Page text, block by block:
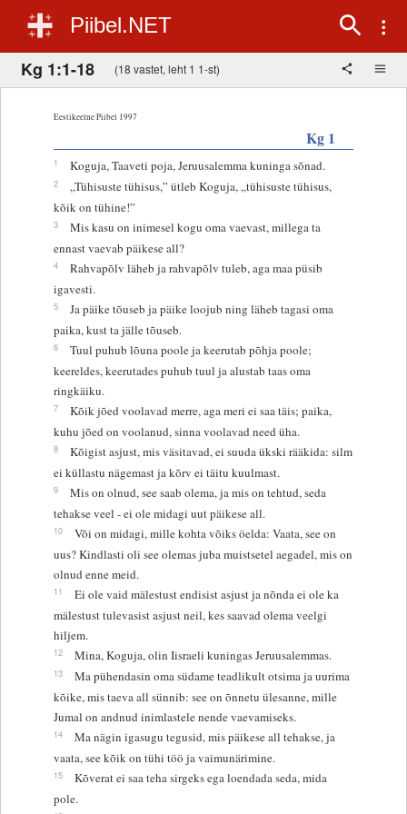
Piibel.NET
Kg 1:1-18 (18 vastet, leht 1 1-st)
Eestikeelne Piibel 1997
Kg 1
1 Koguja, Taaveti poja, Jeruusalemma kuninga sõnad.
2
„Tühisuste tühisus,” ütleb Koguja, „tühisuste tühisus,
kõik on tühine!”
3
Mis kasu on inimesel kogu oma vaevast, millega ta
ennast vaevab päikese all?
4
Rahvapõlv läheb ja rahvapõlv tuleb, aga maa püsib
igavesti.
5
Ja päike tõuseb ja päike loojub ning läheb tagasi oma
paika, kust ta jälle tõuseb.
6
Tuul puhub lõuna poole ja keerutab põhja poole;
keereldes, keerutades puhub tuul ja alustab taas oma
ringkäiku.
7
Kõik jõed voolavad merre, aga meri ei saa täis; paika,
kuhu jõed on voolanud, sinna voolavad need üha.
8
Kõigist asjust, mis väsitavad, ei suuda ükski rääkida: silm
ei küllastu nägemast ja kõrv ei täitu kuulmast.
9
Mis on olnud, see saab olema, ja mis on tehtud, seda
tehakse veel - ei ole midagi uut päikese all.
10
Või on midagi, mille kohta võiks öelda: Vaata, see on
uus? Kindlasti oli see olemas juba muistsetel aegadel, mis on
olnud enne meid.
11
Ei ole vaid mälestust endisist asjust ja nõnda ei ole ka
mälestust tulevasist asjust neil, kes saavad olema veelgi
hiljem.
12 Mina, Koguja, olin Iisraeli kuningas Jeruusalemmas.
13
Ma pühendasin oma südame teadlikult otsima ja uurima
kõike, mis taeva all sünnib: see on õnnetu ülesanne, mille
Jumal on andnud inimlastele nende vaevamiseks.
14
Ma nägin igasugu tegusid, mis päikese all tehakse, ja
vaata, see kõik on tühi töö ja vaimunärimine.
15
Kõverat ei saa teha sirgeks ega loendada seda, mida
pole.